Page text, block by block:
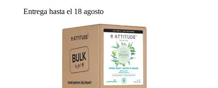
Entrega hasta el 18 agosto